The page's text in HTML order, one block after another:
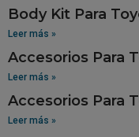
Body Kit Para
Leer más »
Accesorios Para
Leer más »
Accesorios Para
Leer más »